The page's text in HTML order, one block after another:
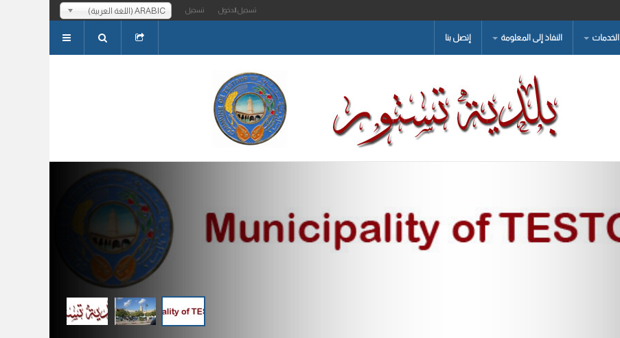
ARABIC (اللغة العربية) تسجيل الدخول تسجيل
الخدمات النفاذ إلى المعلومة إتصل بنا